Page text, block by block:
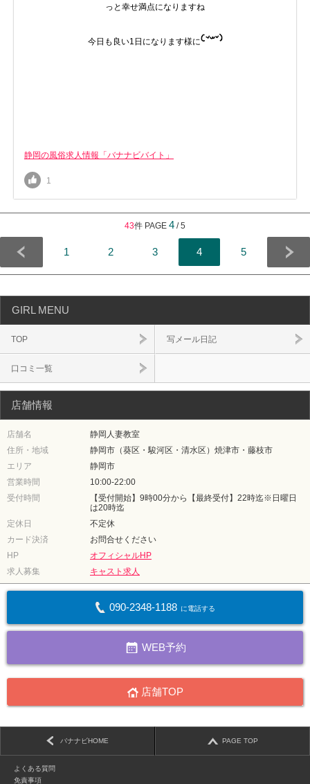
っと幸せ満点になりますね
今日も良い1日になります様に
静岡の風俗求人情報「バナナビバイト」
1
43件 PAGE 4 / 5
1 2 3 4 5
GIRL MENU
TOP 写メール日記
口コミ一覧
店舗情報
店舗名
静岡人妻教室
住所・地域
静岡市（葵区・駿河区・清水区）焼津市・藤枝市
エリア
静岡市
営業時間
10:00-22:00
受付時間
【受付開始】9時00分から【最終受付】22時迄※日曜日
は20時迄
定休日
不定休
カード決済
お問合せください
HP
オフィシャルHP
求人募集
キャスト求人
090-2348-1188 に電話する
WEB予約
店舗TOP
バナナビHOME PAGE TOP
よくある質問
免責事項